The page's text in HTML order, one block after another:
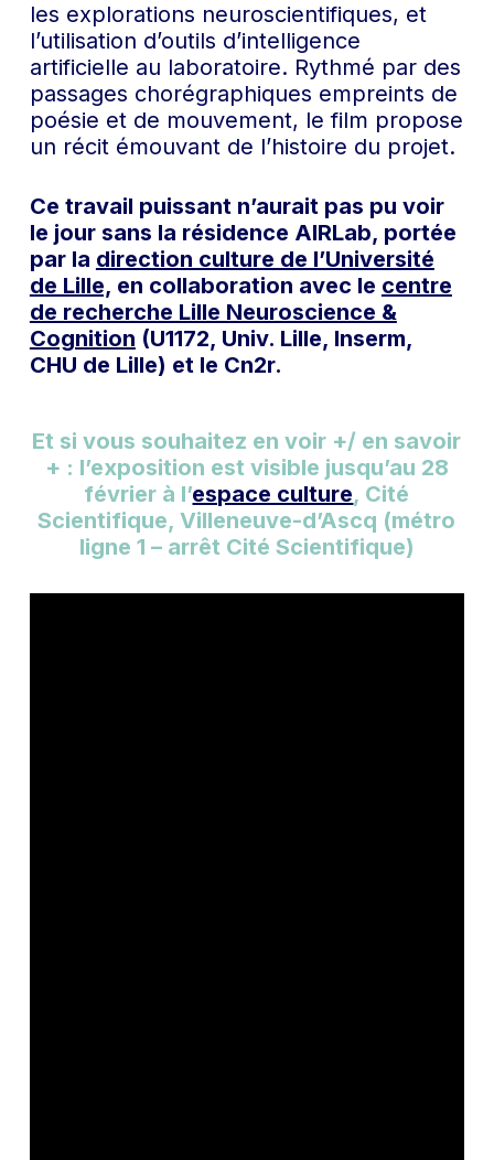
les explorations neuroscientifiques, et
l’utilisation d’outils d’intelligence
artificielle au laboratoire. Rythmé par des
passages chorégraphiques empreints de
poésie et de mouvement, le film propose
un récit émouvant de l’histoire du projet.
Ce travail puissant n’aurait pas pu voir
le jour sans la résidence AIRLab, portée
par la direction culture de l’Université
de Lille, en collaboration avec le centre
de recherche Lille Neuroscience &
Cognition (U1172, Univ. Lille, Inserm,
CHU de Lille) et le Cn2r.
Et si vous souhaitez en voir +/ en savoir
+ : l’exposition est visible jusqu’au 28
février à l’espace culture, Cité
Scientifique, Villeneuve-d’Ascq (métro
ligne 1 – arrêt Cité Scientifique)